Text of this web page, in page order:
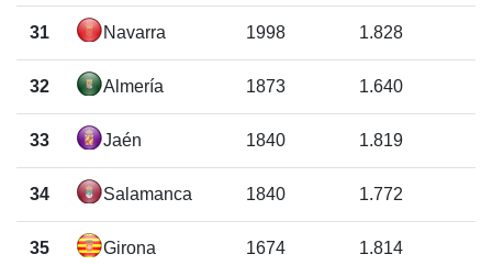
31 Navarra 1998 1.828
32 Almería 1873 1.640
33 Jaén 1840 1.819
34 Salamanca 1840 1.772
35 Girona 1674 1.814